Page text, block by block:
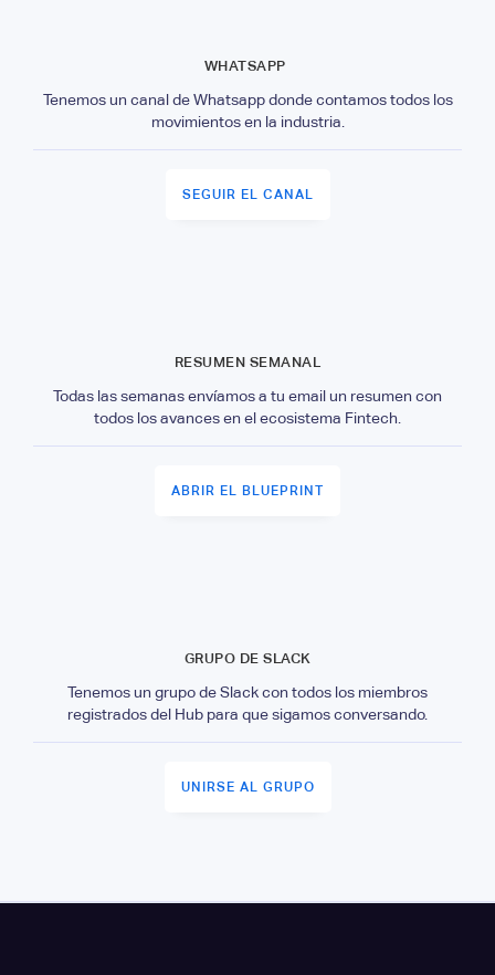
WHATSAPP
Tenemos un canal de Whatsapp donde contamos todos los
movimientos en la industria.
SEGUIR EL CANAL
RESUMEN SEMANAL
Todas las semanas envíamos a tu email un resumen con
todos los avances en el ecosistema Fintech.
ABRIR EL BLUEPRINT
GRUPO DE SLACK
Tenemos un grupo de Slack con todos los miembros
registrados del Hub para que sigamos conversando.
UNIRSE AL GRUPO